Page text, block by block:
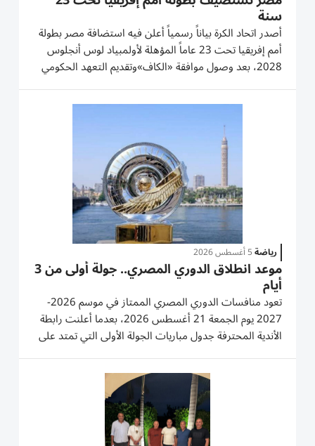
سنة
أصدر اتحاد الكرة بياناً رسمياً أعلن فيه استضافة مصر بطولة
أمم إفريقيا تحت 23 عاماً المؤهلة لأولمبياد لوس أنجلوس
2028، بعد وصول موافقة «الكاف»وتقديم التعهد الحكومي
اللازم لتنظيم البطولة. ومن ناحية أخرى، تستضيف مصر
بطولة اتحاد شمال إفريقيا تحت 20 عامًا، المؤهلة إلى
رياضة5 أغسطس 2026
موعد انطلاق الدوري المصري.. جولة أولى من 3
أيام
تعود منافسات الدوري المصري الممتاز في موسم 2026-
2027 يوم الجمعة 21 أغسطس 2026، بعدما أعلنت رابطة
الأندية المحترفة جدول مباريات الجولة الأولى التي تمتد على
مدار 3 أيام متتالية، بمشاركة 20 فريقاً يخوضون منافسات